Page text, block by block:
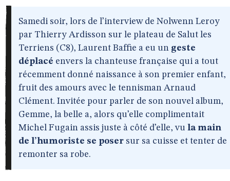
Samedi soir, lors de l’interview de Nolwenn Leroy
par Thierry Ardisson sur le plateau de Salut les
Terriens (C8), Laurent Baffie a eu un geste
déplacé envers la chanteuse française qui a tout
récemment donné naissance à son premier enfant,
fruit des amours avec le tennisman Arnaud
Clément. Invitée pour parler de son nouvel album,
Gemme, la belle a, alors qu’elle complimentait
Michel Fugain assis juste à côté d’elle, vu la main
de l’humoriste se poser sur sa cuisse et tenter de
remonter sa robe.